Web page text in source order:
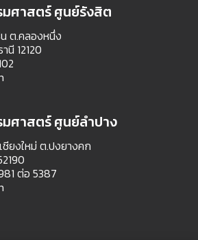
มศาสตร์ ศูนย์รังสิต
ต.คลองหนึ่ง
นี 12120
ศาสตร์ ศูนย์ลำปาง
ยงใหม่ ต.ปงยางคก
ต่อ 5387